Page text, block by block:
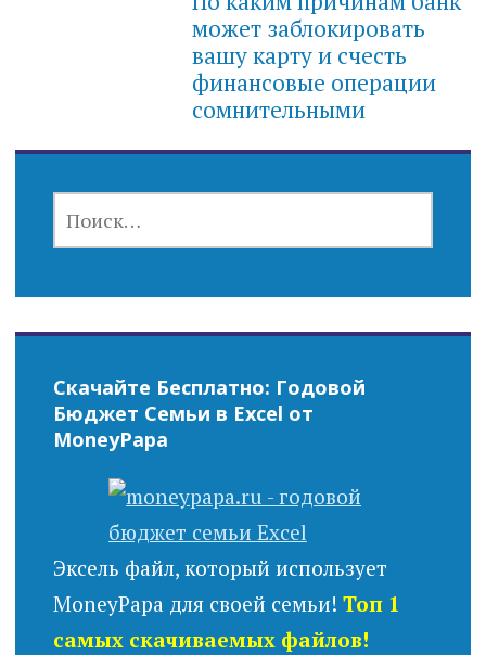
может заблокировать
вашу карту и счесть
финансовые операции
сомнительными
Скачайте Бесплатно: Годовой
Бюджет Семьи в Excel от
MoneyPapa
Эксель файл, который использует
MoneyPapa для своей семьи! Топ 1
самых скачиваемых файлов!